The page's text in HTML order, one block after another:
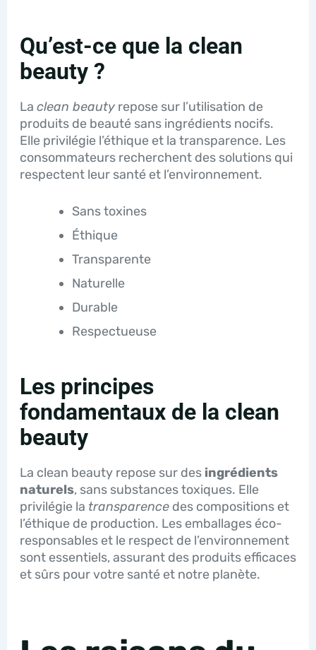
Qu’est-ce que la clean
beauty ?
La clean beautyrepose sur l’utilisation de
produits de beauté sans ingrédients nocifs.
Elle privilégie l’éthique et la transparence. Les
consommateurs recherchent des solutions qui
respectent leur santé et l’environnement.
Sans toxines
Éthique
Transparente
Naturelle
Durable
Respectueuse
Les principes
fondamentaux de la clean
beauty
La clean beauty repose sur des ingrédients
naturels, sans substances toxiques. Elle
privilégie la transparencedes compositions et
l’éthique de production. Les emballages éco-
responsables et le respect de l’environnement
sont essentiels, assurant des produits efficaces
et sûrs pour votre santé et notre planète.